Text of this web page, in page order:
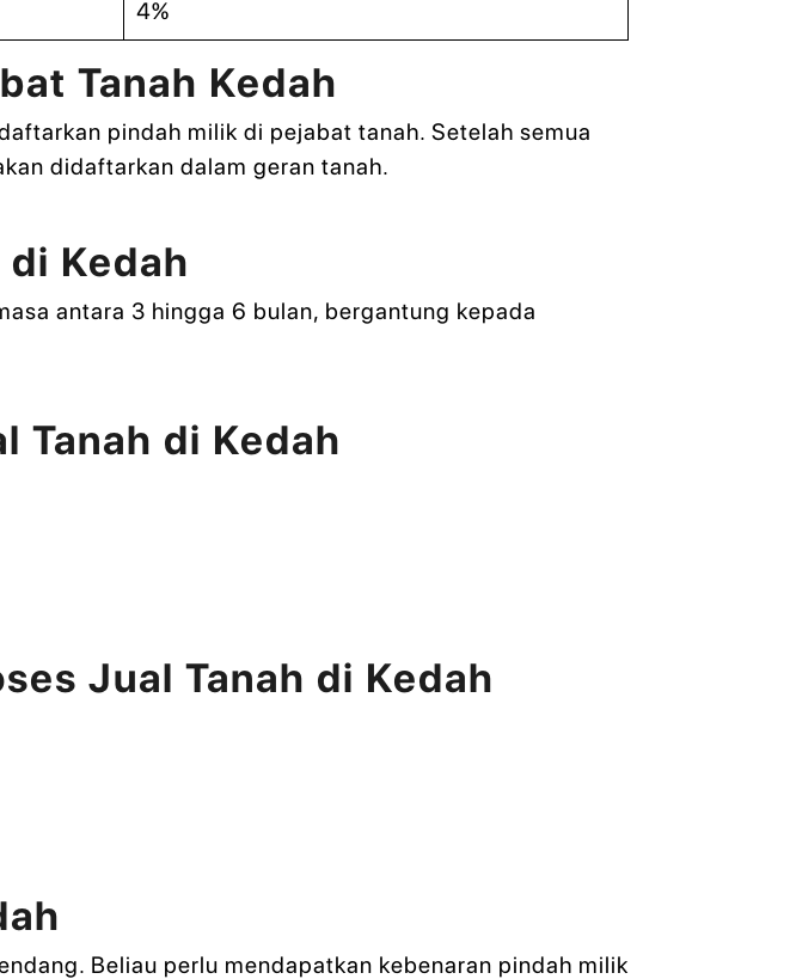
4%
Tanah Kedah
pindah milik di pejabat tanah. Setelah semua
didaftarkan dalam geran tanah.
di Kedah
antara 3 hingga 6 bulan, bergantung kepada
Tanah di Kedah
Jual Tanah di Kedah
Beliau perlu mendapatkan kebenaran pindah milik